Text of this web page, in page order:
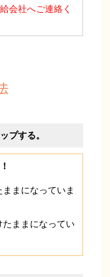
会社へご連絡く
プする。
まになっていま
ままになってい